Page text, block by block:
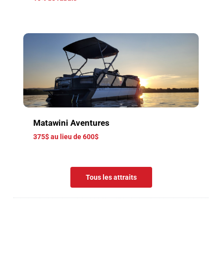
Matawini Aventures
375$ au lieu de 600$
Tous les attraits